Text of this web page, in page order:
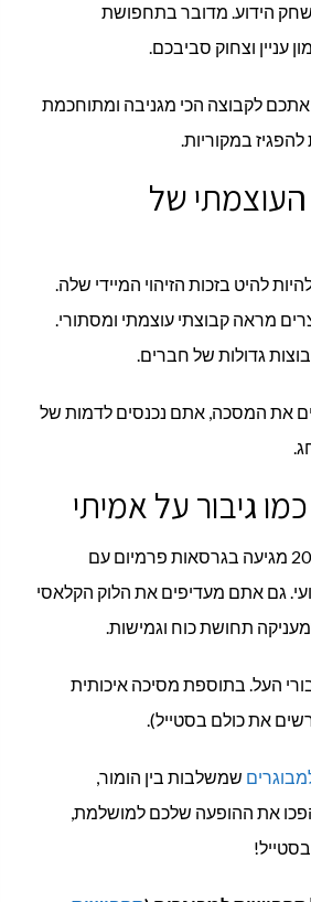
הידוע. מדובר בתחפושת
וצחוק סביבכם.
הוא נקי ומודרני, ויהפוך אתכם לקבוצה הכי מגניבה ומתוחכמת
להפגיז במקוריות.
של
להיט בזכות הזיהוי המיידי שלה.
מראה קבוצתי עוצמתי ומסתורי.
גדולות של חברים.
את המסכה, אתם נכנסים לדמות של
גיבור על אמיתי
, שבשנת 2026 מגיעה בגרסאות פרמיום עם
גם אתם מעדיפים את הלוק הקלאסי
תחושת כוח וגמישות.
העל. בתוספת מסיכה איכותית
את כולם בסטייל).
שמשלבות בין הומור,
את ההופעה שלכם למושלמת,